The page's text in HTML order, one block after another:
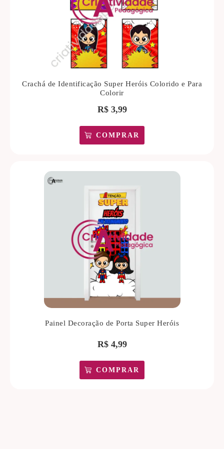
Crachá de Identificação Super Heróis Colorido e Para
Colorir
R$3,99
COMPRAR
Painel Decoração de Porta Super Heróis
R$4,99
COMPRAR